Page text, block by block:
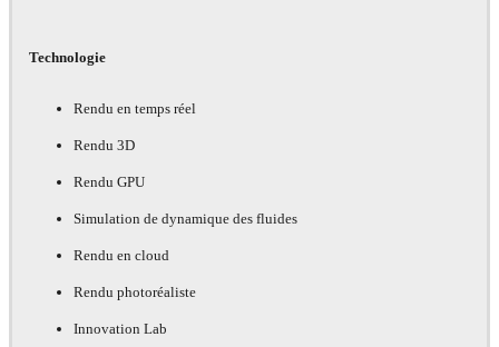
Technologie
Rendu en temps réel
Rendu 3D
Rendu GPU
Simulation de dynamique des fluides
Rendu en cloud
Rendu photoréaliste
Innovation Lab